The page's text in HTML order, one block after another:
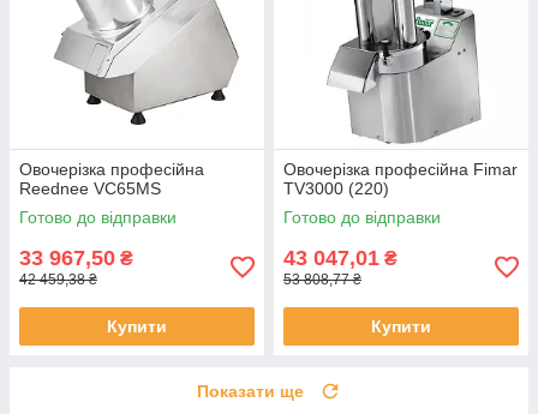
Овочерізка професійна
Reednee VC65MS
Готово до відправки
33 967,50 ₴
42 459,38 ₴
Купити
Овочерізка професійна Fimar
TV3000 (220)
Готово до відправки
43 047,01 ₴
53 808,77 ₴
Купити
Показати ще